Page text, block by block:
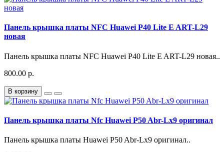
Панель крышка платы NFC Huawei P40 Lite E ART-L29
новая
Панель крышка платы NFC Huawei P40 Lite E ART-L29 новая..
800.00 р.
В корзину
Панель крышка платы Nfc Huawei P50 Abr-Lx9 оригинал
Панель крышка платы Huawei P50 Abr-Lx9 оригинал..